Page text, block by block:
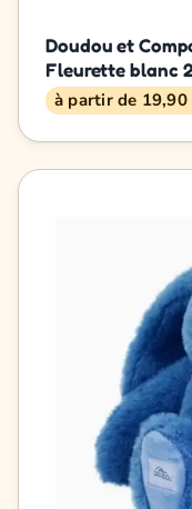
Doudou et
Fleurette blanc
à partir de 19,90